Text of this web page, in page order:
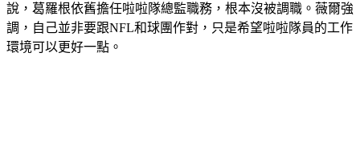
說，葛羅根依舊擔任啦啦隊總監職務，根本沒被調職。薇爾強
調，自己並非要跟NFL和球團作對，只是希望啦啦隊員的工作
環境可以更好一點。